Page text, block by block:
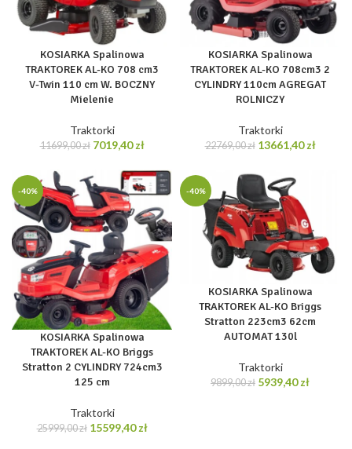
KOSIARKA Spalinowa
TRAKTOREK AL-KO 708 cm3
V-Twin 110 cm W. BOCZNY
Mielenie
Traktorki
11699,00zł Pierwotna
wynosiła:
11699,00 zł.
7019,40złAktualna
wynosi:
7019,40 zł.
KOSIARKA Spalinowa
TRAKTOREK AL-KO 708cm3 2
CYLINDRY 110cm AGREGAT
ROLNICZY
Traktorki
22769,00zł Pierwotna
wynosiła:
22769,00 zł.
13661,40zł
-40%
KOSIARKA Spalinowa
TRAKTOREK AL-KO Briggs
Stratton 2 CYLINDRY 724cm3
125 cm
Traktorki
25999,00zł Pierwotna
15599,40złAktualna
-40%
KOSIARKA Spalinowa
TRAKTOREK AL-KO Briggs
Stratton 223cm3 62cm
AUTOMAT 130l
Traktorki
9899,00zł Pierwotna
5939,40złAktualna